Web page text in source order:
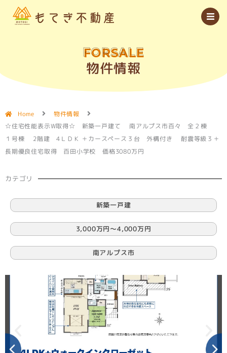
FORSALE
物件情報
Home
物件情報
☆住宅性能表示W取得☆ 新築一戸建て 南アルプス市百々 全２棟
１号棟 2階建 4ＬＤＫ ＋カースペース３台 外構付き 耐震等級３＋
長期優良住宅取得 百田小学校 価格3080万円
カテゴリ
新築一戸建
3,000万円〜4,000万円
南アルプス市